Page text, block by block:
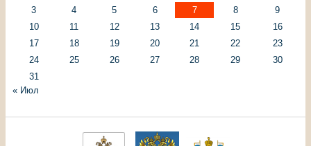
3
4 5 6 7 8
9
10
11 12 13 14 15
16
17
18 19 20 21 22
23
24
25 26 27 28 29
30
31
« Июл